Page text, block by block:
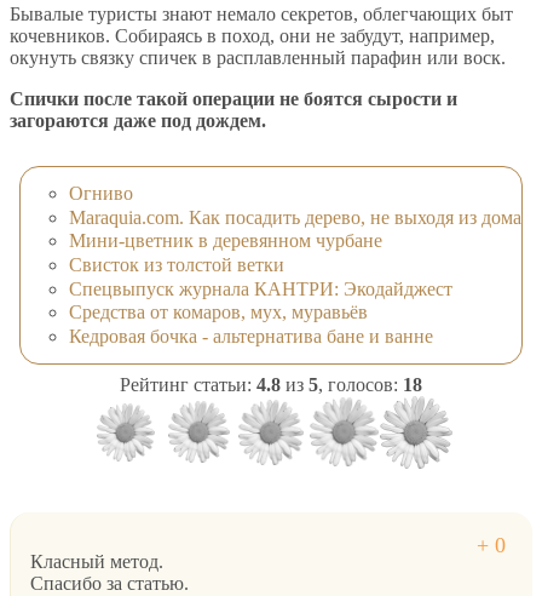
Бывалые туристы знают немало секретов, облегчающих быт
кочевников. Собираясь в поход, они не забудут, например,
окунуть связку спичек в расплавленный парафин или воск.
Спички после такой операции не боятся сырости и
загораются даже под дождем.
Огниво
Maraquia.com. Как посадить дерево, не выходя из дома
Мини-цветник в деревянном чурбане
Свисток из толстой ветки
Спецвыпуск журнала КАНТРИ: Экодайджест
Средства от комаров, мух, муравьёв
Кедровая бочка - альтернатива бане и ванне
Рейтинг статьи: 4.8 из 5, голосов: 18
Класный метод.
Спасибо за статью.